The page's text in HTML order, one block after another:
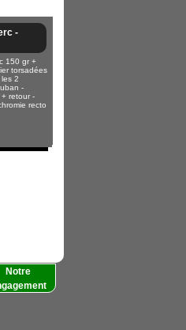
-
150 gr +
torsadées
2
-
retour -
recto
Notre